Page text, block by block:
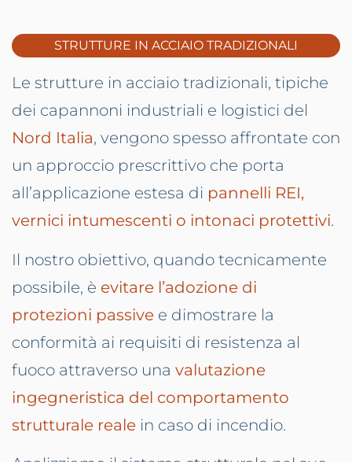
STRUTTURE IN ACCIAIO TRADIZIONALI
Le strutture in acciaio tradizionali, tipiche
dei capannoni industriali e logistici del
Nord Italia, vengono spesso affrontate con
un approccio prescrittivo che porta
all’applicazione estesa di pannelli REI,
vernici intumescenti o intonaci protettivi.
Il nostro obiettivo, quando tecnicamente
possibile, è evitare l’adozione di
protezioni passive e dimostrare la
conformità ai requisiti di resistenza al
fuoco attraverso una valutazione
ingegneristica del comportamento
strutturale reale in caso di incendio.